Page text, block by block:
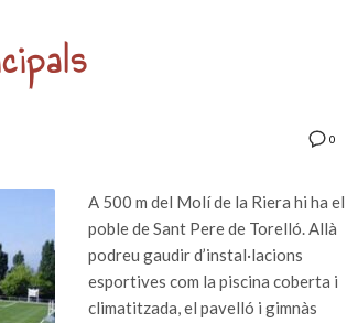
0
A 500 m del Molí de la Riera hi ha el
poble de Sant Pere de Torelló. Allà
podreu gaudir d’instal·lacions
esportives com la piscina coberta i
climatitzada, el pavelló i gimnàs